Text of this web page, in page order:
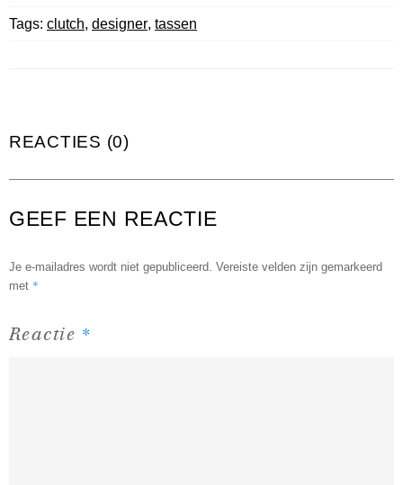
Tags: clutch, designer, tassen
REACTIES (0)
GEEF EEN REACTIE
Je e-mailadres wordt niet gepubliceerd. Vereiste velden zijn gemarkeerd
met *
Reactie *